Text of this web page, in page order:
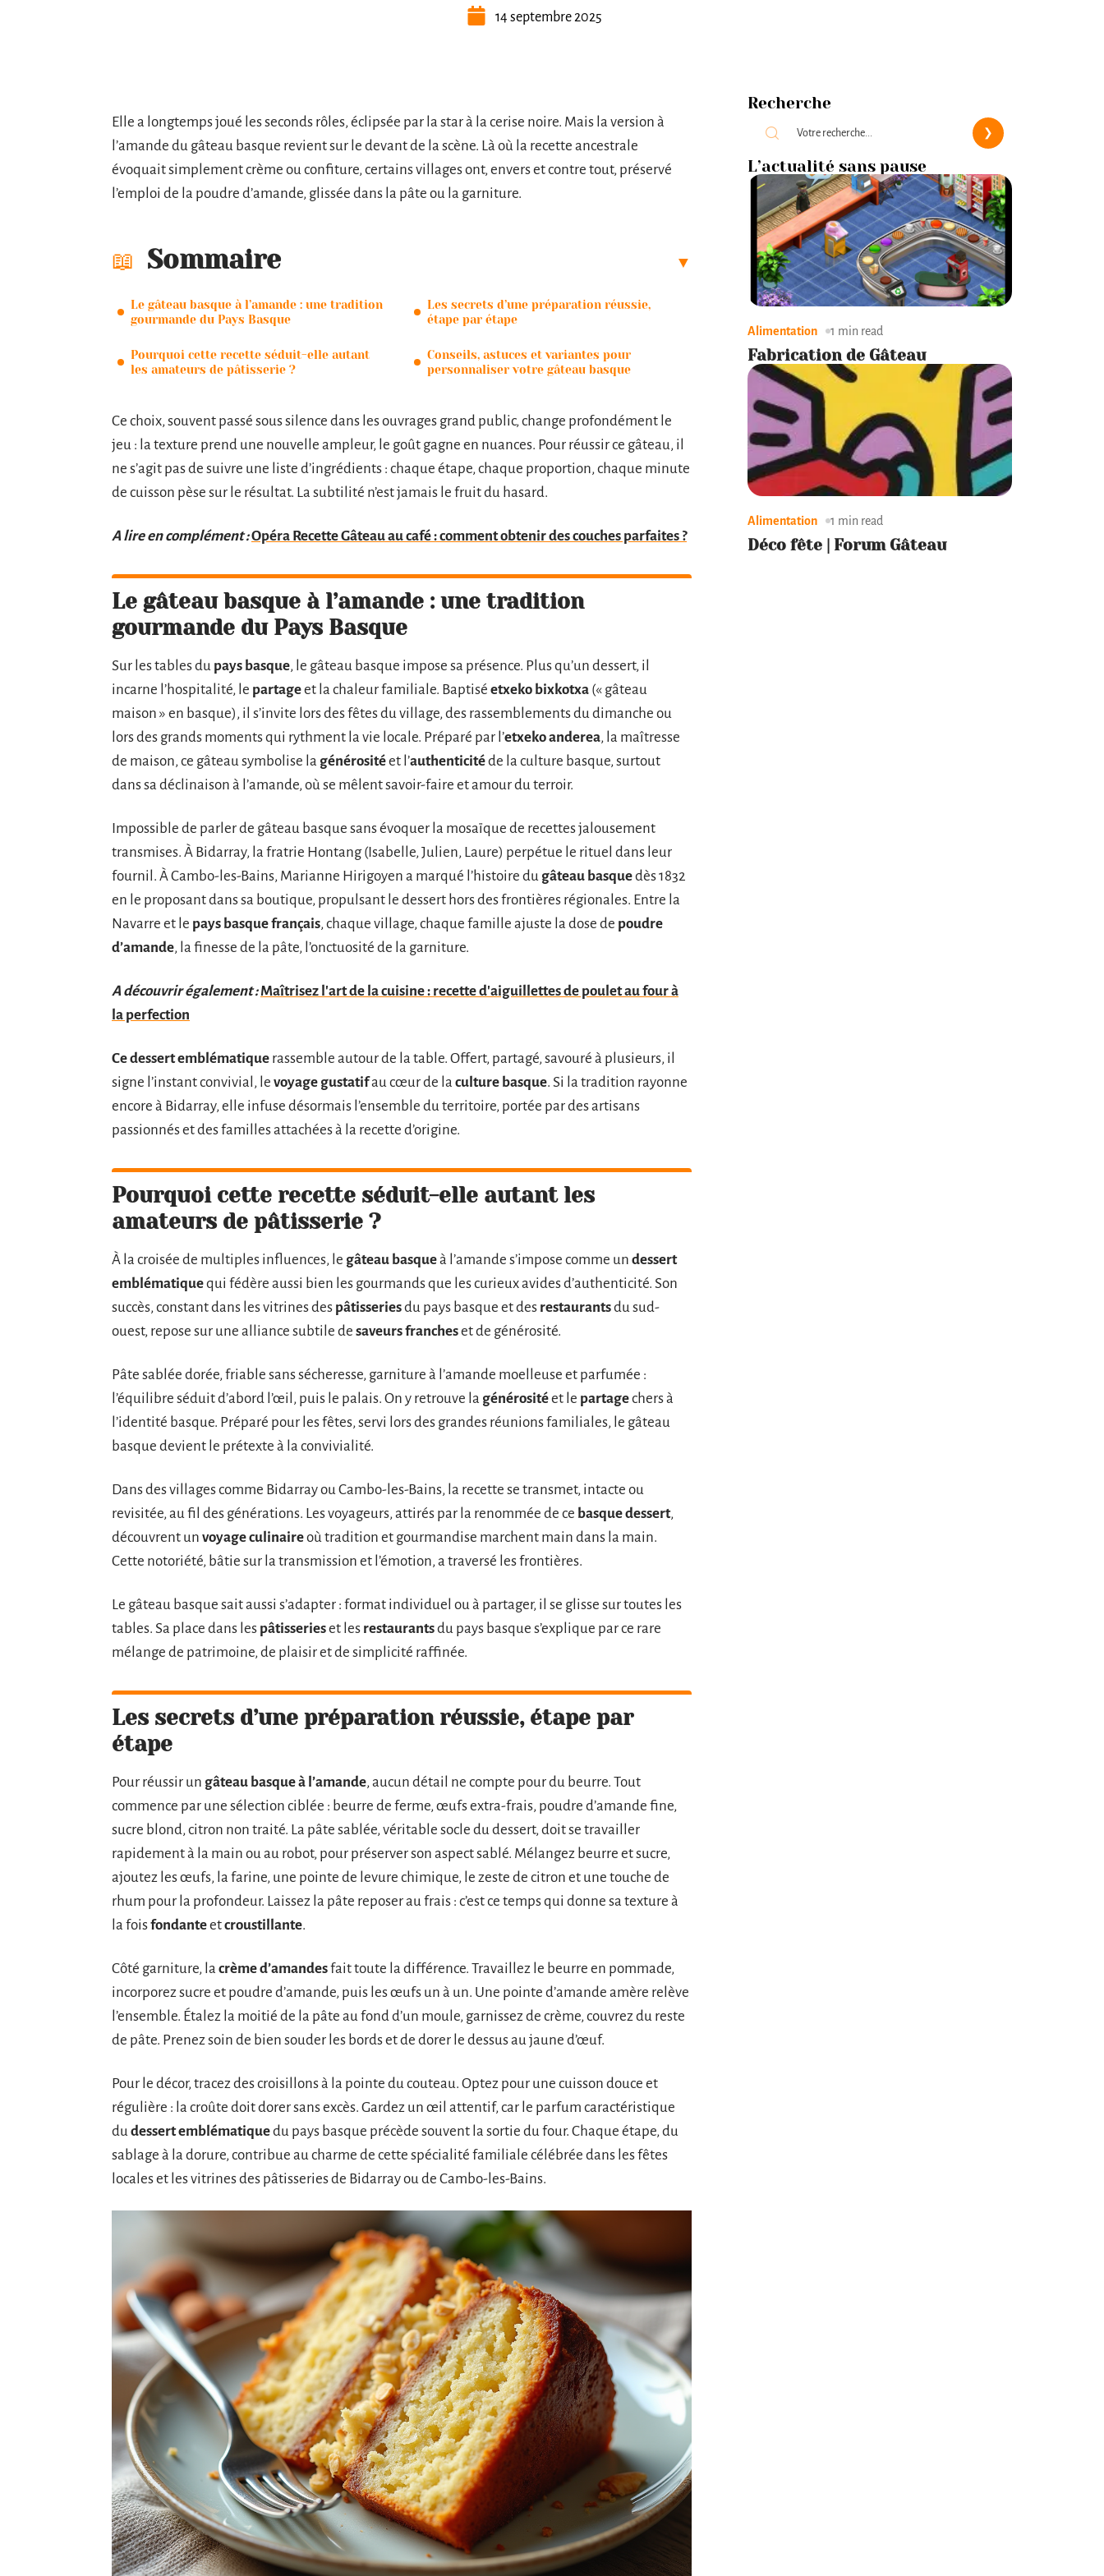
14 septembre 2025
Elle a longtemps joué les seconds rôles, éclipsée par la star à la cerise noire. Mais la version à
l’amande du gâteau basque revient sur le devant de la scène. Là où la recette ancestrale
évoquait simplement crème ou confiture, certains villages ont, envers et contre tout, préservé
l’emploi de la poudre d’amande, glissée dans la pâte ou la garniture.
Sommaire
Le gâteau basque à l’amande : une tradition
gourmande du Pays Basque
Pourquoi cette recette séduit-elle autant
les amateurs de pâtisserie ?
Les secrets d’une préparation réussie,
étape par étape
Conseils, astuces et variantes pour
personnaliser votre gâteau basque
Ce choix, souvent passé sous silence dans les ouvrages grand public, change profondément le
jeu : la texture prend une nouvelle ampleur, le goût gagne en nuances. Pour réussir ce gâteau, il
ne s’agit pas de suivre une liste d’ingrédients : chaque étape, chaque proportion, chaque minute
de cuisson pèse sur le résultat. La subtilité n’est jamais le fruit du hasard.
A lire en complément :Opéra Recette Gâteau au café : comment obtenir des couches parfaites ?
Le gâteau basque à l’amande : une tradition
gourmande du Pays Basque
Sur les tables du pays basque, le gâteau basque impose sa présence. Plus qu’un dessert, il
incarne l’hospitalité, le partageet la chaleur familiale. Baptisé etxeko bixkotxa (« gâteau
maison » en basque), il s’invite lors des fêtes du village, des rassemblements du dimanche ou
lors des grands moments qui rythment la vie locale. Préparé par l’etxeko anderea, la maîtresse
de maison, ce gâteau symbolise la générositéet l’authenticitéde la culture basque, surtout
dans sa déclinaison à l’amande, où se mêlent savoir-faire et amour du terroir.
Impossible de parler de gâteau basque sans évoquer la mosaïque de recettes jalousement
transmises. À Bidarray, la fratrie Hontang (Isabelle, Julien, Laure) perpétue le rituel dans leur
fournil. À Cambo-les-Bains, Marianne Hirigoyen a marqué l’histoire du gâteau basquedès 1832
en le proposant dans sa boutique, propulsant le dessert hors des frontières régionales. Entre la
Navarre et le pays basque français, chaque village, chaque famille ajuste la dose de poudre
d’amande, la finesse de la pâte, l’onctuosité de la garniture.
A découvrir également : Maîtrisez l'art de la cuisine : recette d'aiguillettes de poulet au four à
la perfection
Ce dessert emblématique rassemble autour de la table. Offert, partagé, savouré à plusieurs, il
signe l’instant convivial, le voyage gustatifau cœur de la culture basque. Si la tradition rayonne
encore à Bidarray, elle infuse désormais l’ensemble du territoire, portée par des artisans
passionnés et des familles attachées à la recette d’origine.
Pourquoi cette recette séduit-elle autant les
amateurs de pâtisserie ?
À la croisée de multiples influences, le gâteau basqueà l’amande s’impose comme un dessert
emblématiquequi fédère aussi bien les gourmands que les curieux avides d’authenticité. Son
succès, constant dans les vitrines des pâtisseriesdu pays basque et des restaurantsdu sud-
ouest, repose sur une alliance subtile de saveurs francheset de générosité.
Pâte sablée dorée, friable sans sécheresse, garniture à l’amande moelleuse et parfumée :
l’équilibre séduit d’abord l’œil, puis le palais. On y retrouve la générositéet le partagechers à
l’identité basque. Préparé pour les fêtes, servi lors des grandes réunions familiales, le gâteau
basque devient le prétexte à la convivialité.
Dans des villages comme Bidarray ou Cambo-les-Bains, la recette se transmet, intacte ou
revisitée, au fil des générations. Les voyageurs, attirés par la renommée de ce basque dessert,
découvrent un voyage culinaireoù tradition et gourmandise marchent main dans la main.
Cette notoriété, bâtie sur la transmission et l’émotion, a traversé les frontières.
Le gâteau basque sait aussi s’adapter : format individuel ou à partager, il se glisse sur toutes les
tables. Sa place dans les pâtisserieset les restaurantsdu pays basque s’explique par ce rare
mélange de patrimoine, de plaisir et de simplicité raffinée.
Les secrets d’une préparation réussie, étape par
étape
Pour réussir un gâteau basque à l’amande, aucun détail ne compte pour du beurre. Tout
commence par une sélection ciblée : beurre de ferme, œufs extra-frais, poudre d’amande fine,
sucre blond, citron non traité. La pâte sablée, véritable socle du dessert, doit se travailler
rapidement à la main ou au robot, pour préserver son aspect sablé. Mélangez beurre et sucre,
ajoutez les œufs, la farine, une pointe de levure chimique, le zeste de citron et une touche de
rhum pour la profondeur. Laissez la pâte reposer au frais : c’est ce temps qui donne sa texture à
la foisfondanteetcroustillante.
Côté garniture, la crème d’amandesfait toute la différence. Travaillez le beurre en pommade,
incorporez sucre et poudre d’amande, puis les œufs un à un. Une pointe d’amande amère relève
l’ensemble. Étalez la moitié de la pâte au fond d’un moule, garnissez de crème, couvrez du reste
de pâte. Prenez soin de bien souder les bords et de dorer le dessus au jaune d’œuf.
Pour le décor, tracez des croisillons à la pointe du couteau. Optez pour une cuisson douce et
régulière : la croûte doit dorer sans excès. Gardez un œil attentif, car le parfum caractéristique
du dessert emblématiquedu pays basque précède souvent la sortie du four. Chaque étape, du
sablage à la dorure, contribue au charme de cette spécialité familiale célébrée dans les fêtes
locales et les vitrines des pâtisseries de Bidarray ou de Cambo-les-Bains.
Recherche
L’actualité sans pause
Alimentation 1 min read
Fabrication de Gâteau
Alimentation 1 min read
Déco fête | Forum Gâteau